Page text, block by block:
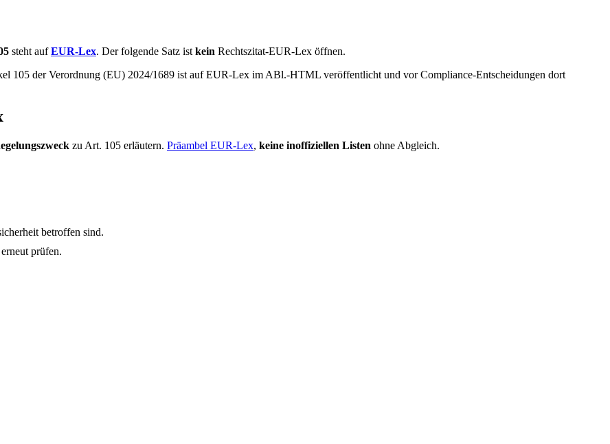
steht aufEUR-Lex. Der folgende Satz ist kein Rechtszitat-EUR-Lex öffnen.
105 der Verordnung (EU) 2024/1689 ist auf EUR-Lex im ABl.-HTML veröffentlicht und vor Compliance-Entscheidungen dort
zu Art. 105 erläutern. Präambel EUR-Lex, keine inoffiziellen Listen ohne Abgleich.
betroffen sind.
prüfen.